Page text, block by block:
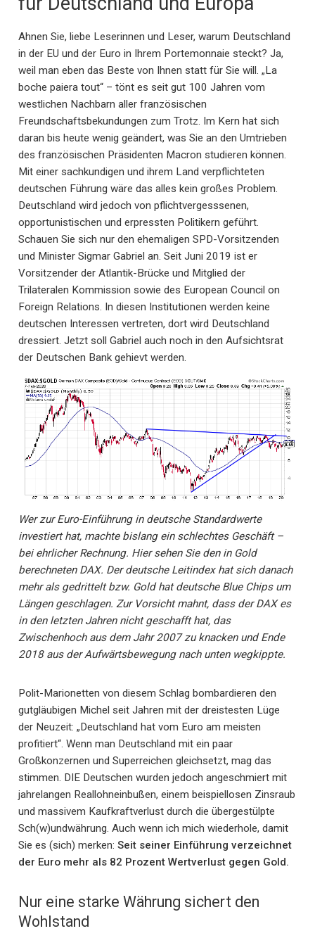
Ahnen Sie, liebe Leserinnen und Leser, warum Deutschland
in der EU und der Euro in Ihrem Portemonnaie steckt? Ja,
weil man eben das Beste von Ihnen statt für Sie will. „La
boche paiera tout“ – tönt es seit gut 100 Jahren vom
westlichen Nachbarn aller französischen
Freundschaftsbekundungen zum Trotz. Im Kern hat sich
daran bis heute wenig geändert, was Sie an den Umtrieben
des französischen Präsidenten Macron studieren können.
Mit einer sachkundigen und ihrem Land verpflichteten
deutschen Führung wäre das alles kein großes Problem.
Deutschland wird jedoch von pflichtvergesssenen,
opportunistischen und erpressten Politikern geführt.
Schauen Sie sich nur den ehemaligen SPD-Vorsitzenden
und Minister Sigmar Gabriel an. Seit Juni 2019 ist er
Vorsitzender der Atlantik-Brücke und Mitglied der
Trilateralen Kommission sowie des European Council on
Foreign Relations. In diesen Institutionen werden keine
deutschen Interessen vertreten, dort wird Deutschland
dressiert. Jetzt soll Gabriel auch noch in den Aufsichtsrat
der Deutschen Bank gehievt werden.
Wer zur Euro-Einführung in deutsche Standardwerte
investiert hat, machte bislang ein schlechtes Geschäft –
bei ehrlicher Rechnung. Hier sehen Sie den in Gold
berechneten DAX. Der deutsche Leitindex hat sich danach
mehr als gedrittelt bzw. Gold hat deutsche Blue Chips um
Längen geschlagen. Zur Vorsicht mahnt, dass der DAX es
in den letzten Jahren nicht geschafft hat, das
Zwischenhoch aus dem Jahr 2007 zu knacken und Ende
2018 aus der Aufwärtsbewegung nach unten wegkippte.
Polit-Marionetten von diesem Schlag bombardieren den
gutgläubigen Michel seit Jahren mit der dreistesten Lüge
der Neuzeit: „Deutschland hat vom Euro am meisten
profitiert“. Wenn man Deutschland mit ein paar
Großkonzernen und Superreichen gleichsetzt, mag das
stimmen. DIE Deutschen wurden jedoch angeschmiert mit
jahrelangen Reallohneinbußen, einem beispiellosen Zinsraub
und massivem Kaufkraftverlust durch die übergestülpte
Sch(w)undwährung. Auch wenn ich mich wiederhole, damit
Sie es (sich) merken: Seit seiner Einführung verzeichnet
der Euro mehr als 82 Prozent Wertverlust gegen Gold.
Nur eine starke Währung sichert den
Wohlstand